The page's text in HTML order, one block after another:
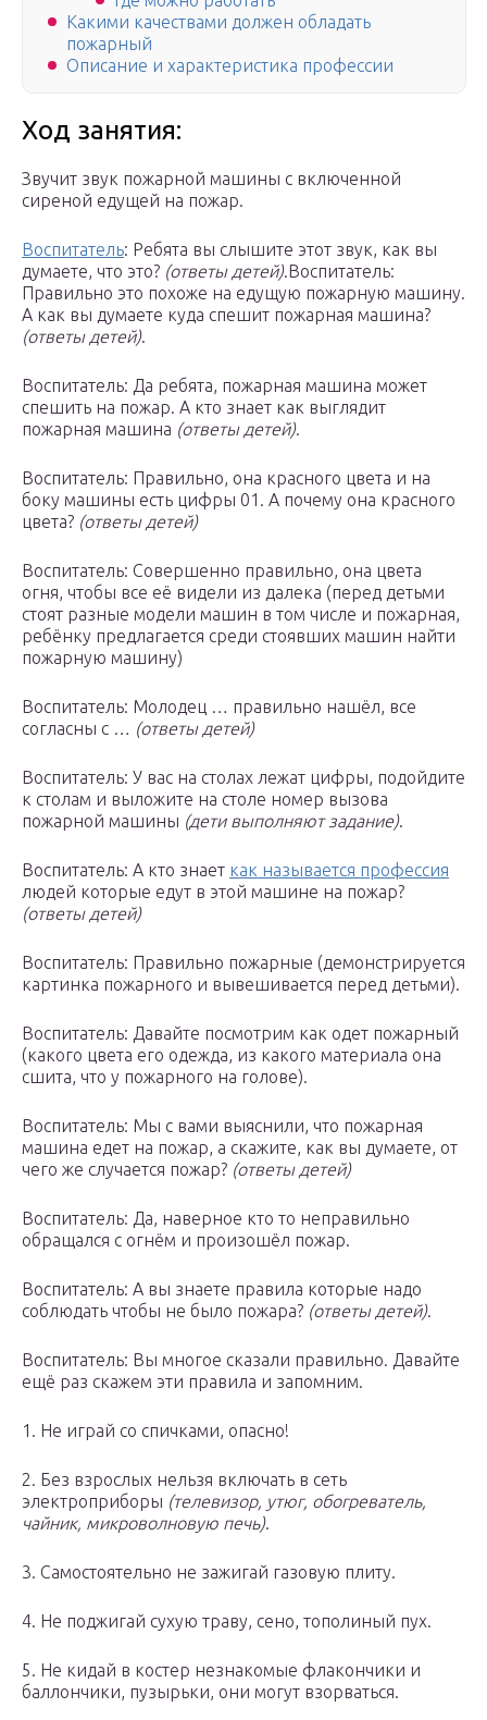
Какими качествами должен обладать
пожарный
Описание и характеристика профессии
Ход занятия:
Звучит звук пожарной машины с включенной
сиреной едущей на пожар.
Воспитатель: Ребята вы слышите этот звук, как вы
думаете, что это? (ответы детей).Воспитатель:
Правильно это похоже на едущую пожарную машину.
А как вы думаете куда спешит пожарная машина?
(ответы детей).
Воспитатель: Да ребята, пожарная машина может
спешить на пожар. А кто знает как выглядит
пожарная машина (ответы детей).
Воспитатель: Правильно, она красного цвета и на
боку машины есть цифры 01. А почему она красного
цвета? (ответы детей)
Воспитатель: Совершенно правильно, она цвета
огня, чтобы все её видели из далека (перед детьми
стоят разные модели машин в том числе и пожарная,
ребёнку предлагается среди стоявших машин найти
пожарную машину)
Воспитатель: Молодец … правильно нашёл, все
согласны с … (ответы детей)
Воспитатель: У вас на столах лежат цифры, подойдите
к столам и выложите на столе номер вызова
пожарной машины (дети выполняют задание).
Воспитатель: А кто знает как называется профессия
людей которые едут в этой машине на пожар?
(ответы детей)
Воспитатель: Правильно пожарные (демонстрируется
картинка пожарного и вывешивается перед детьми).
Воспитатель: Давайте посмотрим как одет пожарный
(какого цвета его одежда, из какого материала она
сшита, что у пожарного на голове).
Воспитатель: Мы с вами выяснили, что пожарная
машина едет на пожар, а скажите, как вы думаете, от
чего же случается пожар? (ответы детей)
Воспитатель: Да, наверное кто то неправильно
обращался с огнём и произошёл пожар.
Воспитатель: А вы знаете правила которые надо
соблюдать чтобы не было пожара? (ответы детей).
Воспитатель: Вы многое сказали правильно. Давайте
ещё раз скажем эти правила и запомним.
1. Не играй со спичками, опасно!
2. Без взрослых нельзя включать в сеть
электроприборы (телевизор, утюг, обогреватель,
чайник, микроволновую печь).
3. Самостоятельно не зажигай газовую плиту.
4. Не поджигай сухую траву, сено, тополиный пух.
5. Не кидай в костер незнакомые флакончики и
баллончики, пузырьки, они могут взорваться.